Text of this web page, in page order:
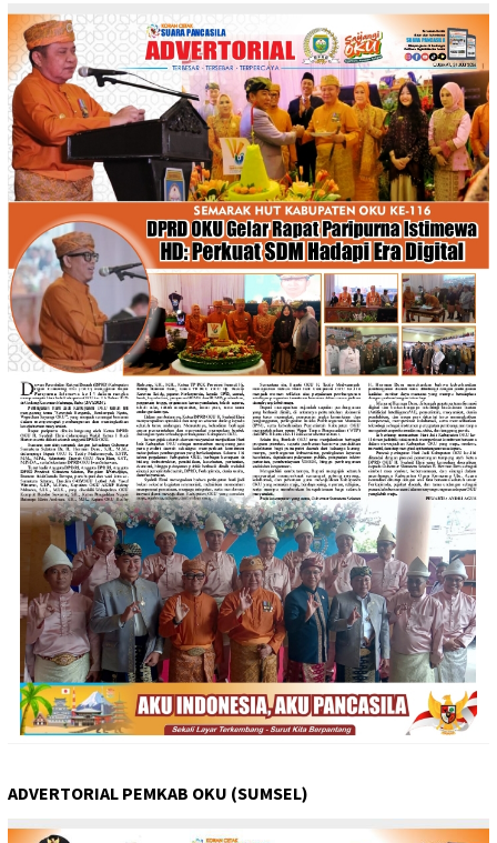
ADVERTORIAL PEMKAB OKU (SUMSEL)